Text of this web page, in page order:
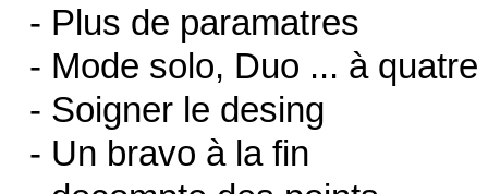
- Plus de paramatres
- Mode solo, Duo ... à quatre
- Soigner le desing
- Un bravo à la fin